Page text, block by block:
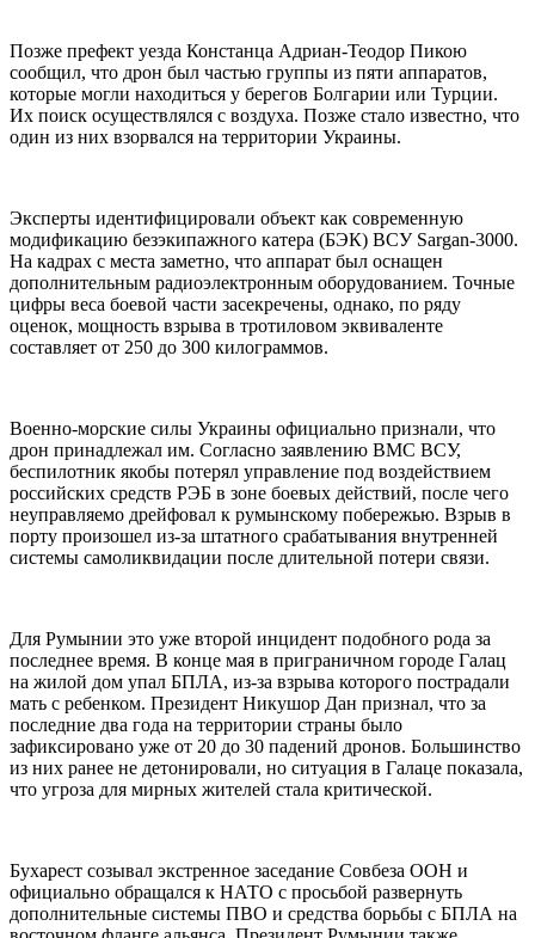
Позже префект уезда Констанца Адриан-Теодор Пикою
сообщил, что дрон был частью группы из пяти аппаратов,
которые могли находиться у берегов Болгарии или Турции.
Их поиск осуществлялся с воздуха. Позже стало известно, что
один из них взорвался на территории Украины.
Эксперты идентифицировали объект как современную
модификацию безэкипажного катера (БЭК) ВСУ Sargan-3000.
На кадрах с места заметно, что аппарат был оснащен
дополнительным радиоэлектронным оборудованием. Точные
цифры веса боевой части засекречены, однако, по ряду
оценок, мощность взрыва в тротиловом эквиваленте
составляет от 250 до 300 килограммов.
Военно-морские силы Украины официально признали, что
дрон принадлежал им. Согласно заявлению ВМС ВСУ,
беспилотник якобы потерял управление под воздействием
российских средств РЭБ в зоне боевых действий, после чего
неуправляемо дрейфовал к румынскому побережью. Взрыв в
порту произошел из-за штатного срабатывания внутренней
системы самоликвидации после длительной потери связи.
Для Румынии это уже второй инцидент подобного рода за
последнее время. В конце мая в приграничном городе Галац
на жилой дом упал БПЛА, из-за взрыва которого пострадали
мать с ребенком. Президент Никушор Дан признал, что за
последние два года на территории страны было
зафиксировано уже от 20 до 30 падений дронов. Большинство
из них ранее не детонировали, но ситуация в Галаце показала,
что угроза для мирных жителей стала критической.
Бухарест созывал экстренное заседание Совбеза ООН и
официально обращался к НАТО с просьбой развернуть
дополнительные системы ПВО и средства борьбы с БПЛА на